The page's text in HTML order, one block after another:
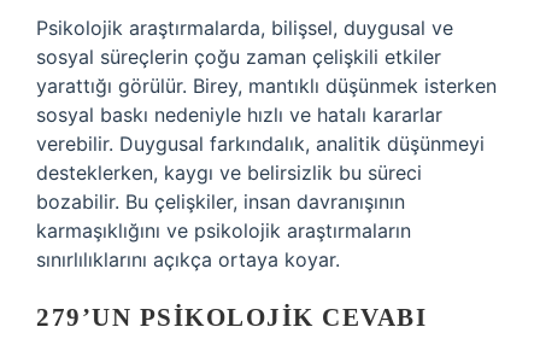
Psikolojik araştırmalarda, bilişsel, duygusal ve
sosyal süreçlerin çoğu zaman çelişkili etkiler
yarattığı görülür. Birey, mantıklı düşünmek isterken
sosyal baskı nedeniyle hızlı ve hatalı kararlar
verebilir. Duygusal farkındalık, analitik düşünmeyi
desteklerken, kaygı ve belirsizlik bu süreci
bozabilir. Bu çelişkiler, insan davranışının
karmaşıklığını ve psikolojik araştırmaların
sınırlılıklarını açıkça ortaya koyar.
279’UN PSIKOLOJIK CEVABI